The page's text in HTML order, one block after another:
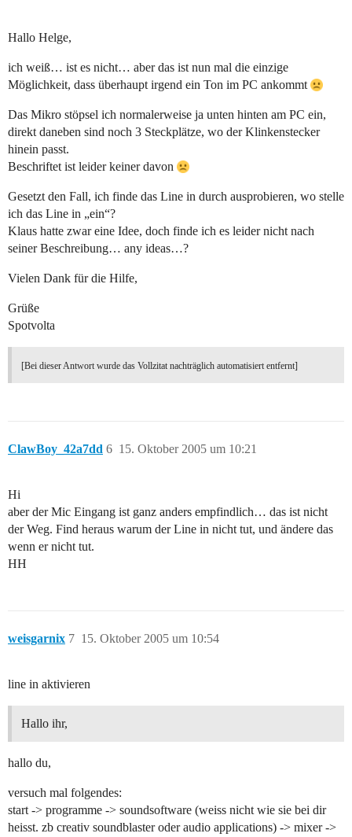
Hallo Helge,
ich weiß… ist es nicht… aber das ist nun mal die einzige
Möglichkeit, dass überhaupt irgend ein Ton im PC ankommt
Das Mikro stöpsel ich normalerweise ja unten hinten am PC ein,
direkt daneben sind noch 3 Steckplätze, wo der Klinkenstecker
hinein passt.
Beschriftet ist leider keiner davon
Gesetzt den Fall, ich finde das Line in durch ausprobieren, wo stelle
ich das Line in „ein“?
Klaus hatte zwar eine Idee, doch finde ich es leider nicht nach
seiner Beschreibung… any ideas…?
Vielen Dank für die Hilfe,
Grüße
Spotvolta
[Bei dieser Antwort wurde das Vollzitat nachträglich automatisiert entfernt]
ClawBoy_42a7dd 15. Oktober 2005 um 10:21
6
Hi
aber der Mic Eingang ist ganz anders empfindlich… das ist nicht
der Weg. Find heraus warum der Line in nicht tut, und ändere das
wenn er nicht tut.
HH
weisgarnix 15. Oktober 2005 um 10:54
7
line in aktivieren
Hallo ihr,
hallo du,
versuch mal folgendes:
start -> programme -> soundsoftware (weiss nicht wie sie bei dir
heisst. zb creativ soundblaster oder audio applications) -> mixer ->